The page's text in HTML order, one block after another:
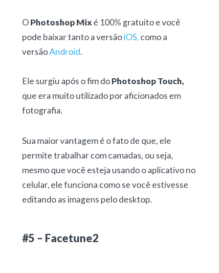
OPhotoshop Mixé 100% gratuito e você
pode baixar tanto a versãoiOS, como a
versãoAndroid.
Ele surgiu após o fim doPhotoshop Touch,
que era muito utilizado por aficionados em
fotografia.
Sua maior vantagem é o fato de que, ele
permite trabalhar com camadas, ou seja,
mesmo que você esteja usando o aplicativo no
celular, ele funciona como se você estivesse
editando as imagens pelo desktop.
#5 – Facetune2